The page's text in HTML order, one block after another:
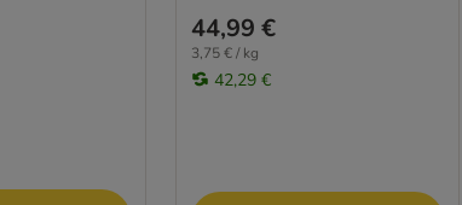
44,99 €
3,75 € / kg
42,29 €